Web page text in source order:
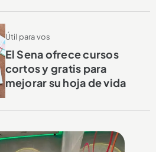
Útil para vos
El Sena ofrece cursos
cortos y gratis para
mejorar su hoja de vida